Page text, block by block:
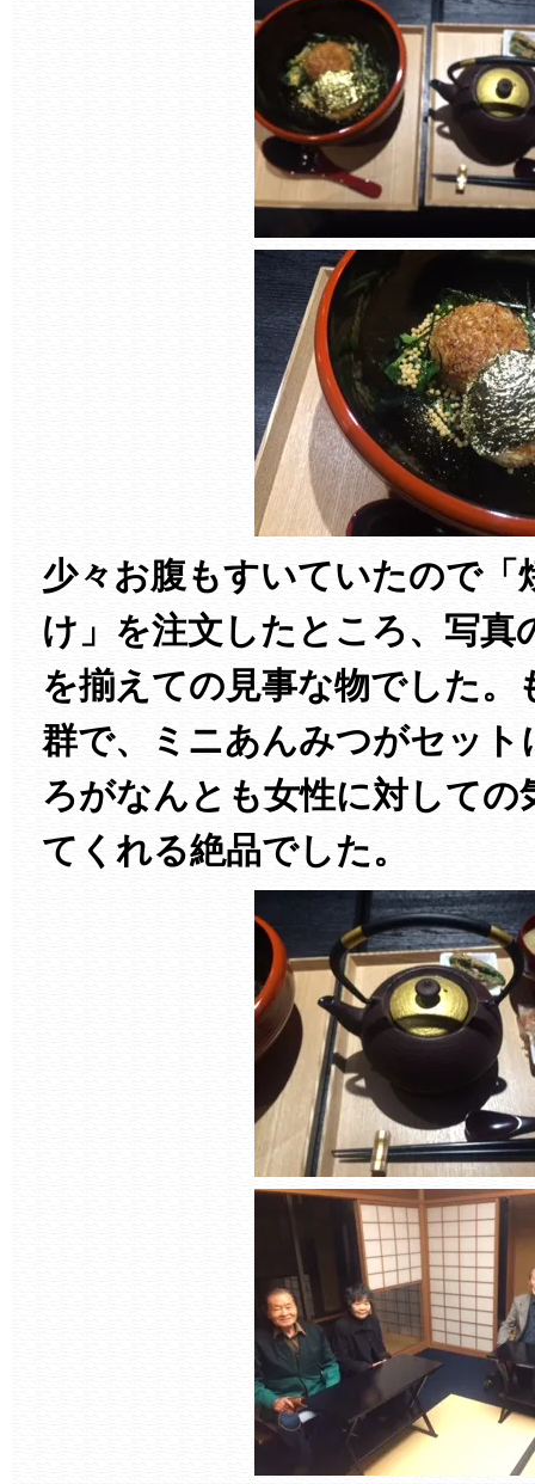
少々お腹もすいていたので「
け」を注文したところ、写真
を揃えての見事な物でした。
群で、ミニあんみつがセッ
ろがなんとも女性に対しての
てくれる絶品でした。